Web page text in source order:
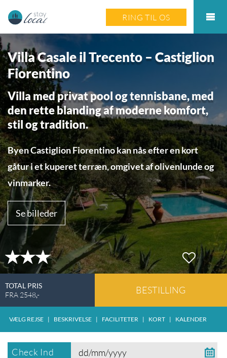
RING TIL OS
Villa Casale il Trecento – Castiglion
Fiorentino
Villa med privat pool og tennisbane, med
den rette blanding af moderne komfort,
stil og tradition.
Byen Castiglion Fiorentino kan nås efter en kort
gåtur i et kuperet terræn, omgivet af olivenlunde og
vinmarker.
Se billeder
TOTAL PRIS
FRA 2548,- BESTILLING
VÆLG REJSE | BESKRIVELSE | FACILITETER | KORT | KALENDER
Check Ind